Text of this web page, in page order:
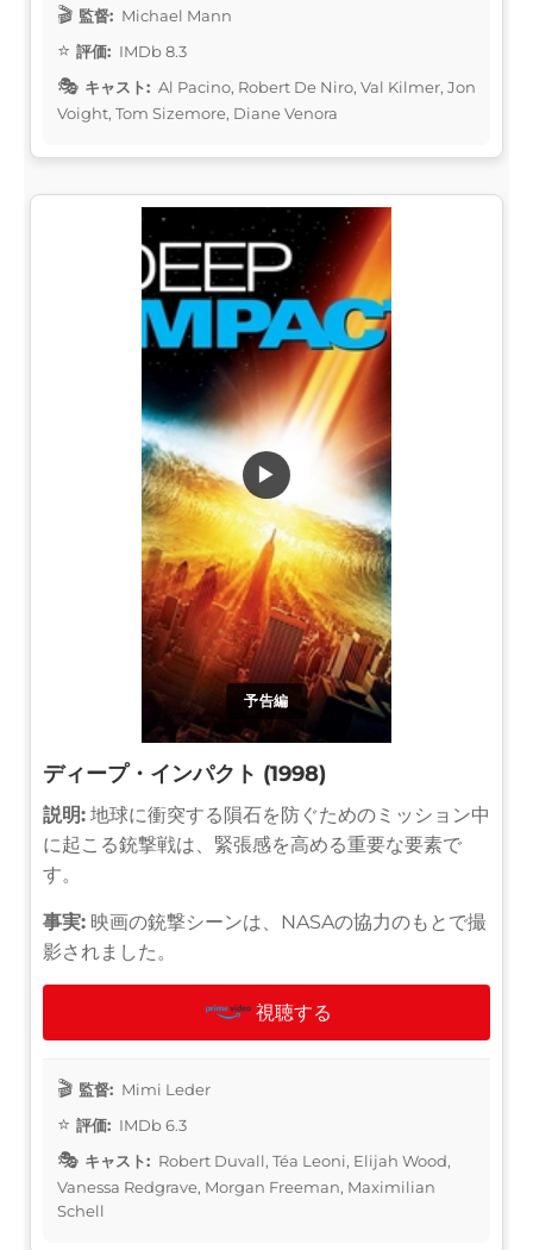
監督: Michael Mann
評価: IMDb 8.3
キャスト: Al Pacino, Robert De Niro, Val Kilmer, Jon
Voight, Tom Sizemore, Diane Venora
予告編
▶
ディープ・インパクト (1998)
説明: 地球に衝突する隕石を防ぐためのミッション中
に起こる銃撃戦は、緊張感を高める重要な要素で
す。
事実: 映画の銃撃シーンは、NASAの協力のもとで撮
影されました。
視聴する
監督: Mimi Leder
評価: IMDb 6.3
キャスト: Robert Duvall, Téa Leoni, Elijah Wood,
Vanessa Redgrave, Morgan Freeman, Maximilian
Schell